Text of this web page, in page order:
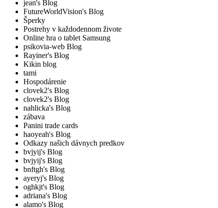
jean's Blog
FutureWorldVision's Blog
Šperky
Postrehy v každodennom živote
Online hra o tablet Samsung
psikovia-web Blog
Rayiner's Blog
Kikin blog
tami
Hospodárenie
clovek2's Blog
clovek2's Blog
nahlicka's Blog
zábava
Panini trade cards
haoyeah's Blog
Odkazy našich dávnych predkov
bvjyij's Blog
bvjyij's Blog
bnftgh's Blog
ayeryj's Blog
oghkjt's Blog
adriana's Blog
alamo's Blog